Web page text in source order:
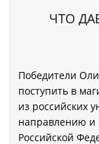
ЧТО
Победители
поступить в
из российских
направлению и
Российской